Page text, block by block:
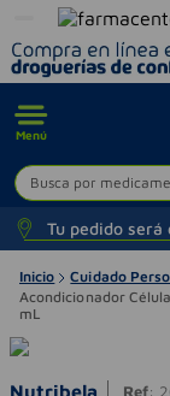
Menú
Busca por
Tu pedido será
Inicio Cuidado
Acondicionador
mL
Nutribela Ref: